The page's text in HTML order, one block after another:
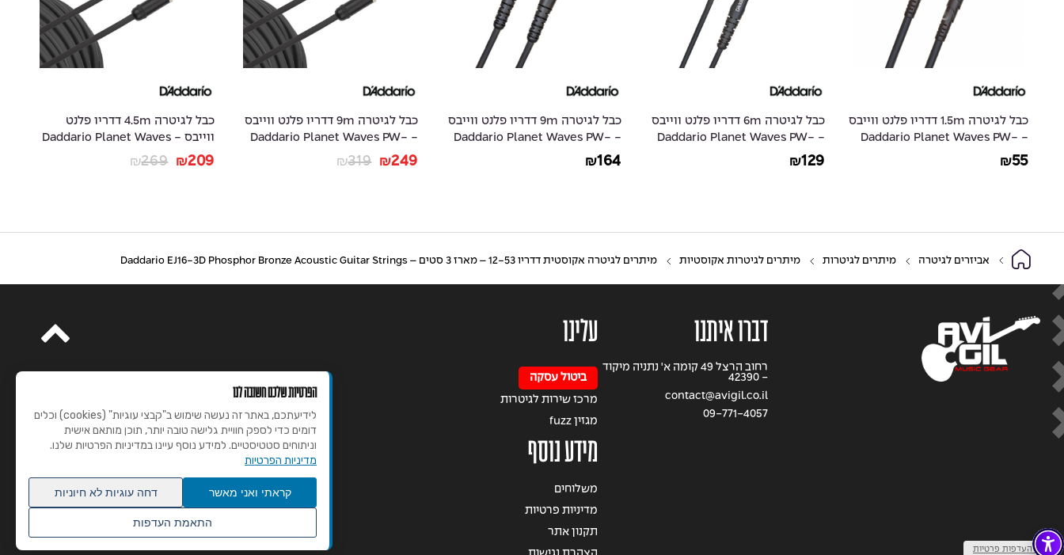
כבל לגיטרה 1.5m דדריו פלנט ווייבס
- Daddario Planet Waves PW-
CGT-05
₪55
כבל לגיטרה 6m דדריו פלנט ווייבס
- Daddario Planet Waves PW-
GRA-20
₪129
כבל לגיטרה 9m דדריו פלנט ווייבס
- Daddario Planet Waves PW-
G-30
₪164
כבל לגיטרה 9m דדריו פלנט ווייבס
- Daddario Planet Waves PW-
AMSK-30
₪319 ₪249
כבל לגיטרה 4.5m דדריו פלנט
ווייבס - Daddario Planet Waves
PW-AMSK-15
₪269 ₪209
אביזרים לגיטרה מיתרים לגיטרות מיתרים לגיטרות אקוסטיות מיתרים לגיטרה אקוסטית דדריו 12-53 – מארז 3 סטים – Daddario EJ16-3D Phosphor Bronze Acoustic Guitar Strings
דברו איתנו
רחוב הרצל 49 קומה א' נתניה מיקוד
- 42390
contact@avigil.co.il
09-771-4057
עלינו
ביטול עסקה
מרכז שירות לגיטרות
מגזין fuzz
מידע נוסף
משלוחים
מדיניות פרטיות
תקנון אתר
הפרטיות שלכם חשובה לנו
לידיעתכם, באתר זה נעשה שימוש ב"קבצי עוגיות" (cookies) וכלים
דומים כדי לספק חוויית גלישה טובה יותר, תוכן מותאם אישית
וניתוחים סטטיסטיים. למידע נוסף עיינו במדיניות הפרטיות שלנו.
מדיניות הפרטיות
קראתי ואני מאשר דחה עוגיות לא חיוניות
התאמת העדפות
שנו העדפות פרטיות